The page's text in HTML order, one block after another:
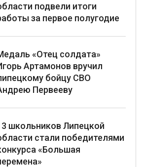
подвели итоги
за первое полугодие
«Отец солдата»
Артамонов вручил
бойцу СВО
Первееву
школьников Липецкой
стали победителями
«Большая